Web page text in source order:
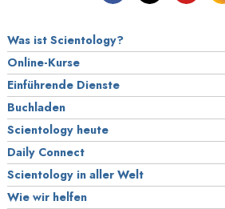
Was ist Scientology?
Online-Kurse
Einführende Dienste
Buchladen
Scientology heute
Daily Connect
Scientology in aller Welt
Wie wir helfen